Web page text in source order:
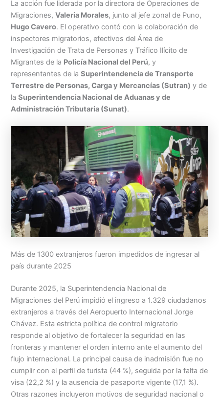
La acción fue liderada por la directora de Operaciones de
Migraciones,Valeria Morales, junto al jefe zonal de Puno,
Hugo Cavero. El operativo contó con la colaboración de
inspectores migratorios, efectivos del Área de
Investigación de Trata de Personas y Tráfico Ilícito de
Migrantes de la Policía Nacional del Perú, y
representantes de laSuperintendencia de Transporte
Terrestre de Personas, Carga y Mercancías (Sutran) y de
laSuperintendencia Nacional de Aduanas y de
Administración Tributaria (Sunat).
Más de 1300 extranjeros fueron impedidos de ingresar al
país durante 2025
Durante 2025, la Superintendencia Nacional de
Migraciones del Perú impidió el ingreso a 1.329 ciudadanos
extranjeros a través del Aeropuerto Internacional Jorge
Chávez. Esta estricta política de control migratorio
responde al objetivo de fortalecer la seguridad en las
fronteras y mantener el orden interno ante el aumento del
flujo internacional. La principal causa de inadmisión fue no
cumplir con el perfil de turista (44 %), seguida por la falta de
visa (22,2 %) y la ausencia de pasaporte vigente (17,1 %).
Otras razones incluyeron motivos de seguridad nacional o